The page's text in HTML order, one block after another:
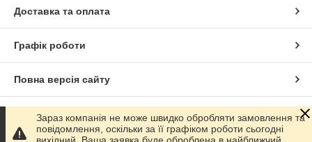
Доставка та оплата
Графік роботи
Повна версія сайту
Сайт створено на маркетплейсі Prom.ua
Зараз компанія не може швидко обробляти замовлення та
повідомлення, оскільки за її графіком роботи сьогодні